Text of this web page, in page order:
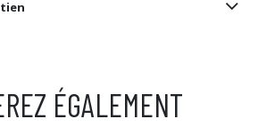
ÉGALEMENT